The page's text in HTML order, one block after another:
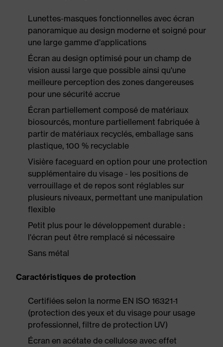
Lunettes-masques fonctionnelles avec écran
panoramique au design moderne et soigné pour
une large gamme d'applications
Écran au design optimisé pour un champ de
vision aussi large que possible ainsi qu'une
meilleure perception des zones dangereuses
pour une sécurité accrue
Écran partiellement composé de matériaux
biosourcés, monture partiellement fabriquée à
partir de matériaux recyclés, emballage sans
plastique, 100 % recyclable
Visière faceguard en option pour une protection
supplémentaire du visage - les positions de
verrouillage et de repos sont réglables sur
plusieurs niveaux, permettant une manipulation
flexible
Petit plus pour le développement durable :
l'écran peut être remplacé si nécessaire
Sans métal
Caractéristiques de protection
Certifiées selon la norme EN ISO 16321-1
(protection des yeux et du visage pour usage
professionnel, filtre de protection UV)
Écran en acétate de cellulose avec effet